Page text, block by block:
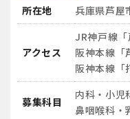
所在地 兵庫県芦屋
アクセス
JR神戸線
阪神本線「
阪神本線「
募集科目
内科・小児
鼻咽喉科・